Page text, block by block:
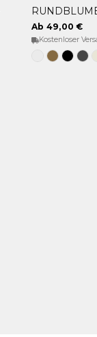
Ab 49,00 €
Kostenloser
WeissBronze